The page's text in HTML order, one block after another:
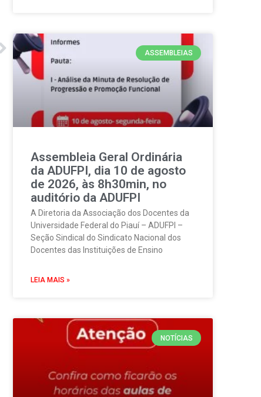
ASSEMBLEIAS
Assembleia Geral Ordinária
da ADUFPI, dia 10 de agosto
de 2026, às 8h30min, no
auditório da ADUFPI
A Diretoria da Associação dos Docentes da
Universidade Federal do Piauí – ADUFPI –
Seção Sindical do Sindicato Nacional dos
Docentes das Instituições de Ensino
LEIA MAIS »
NOTÍCIAS